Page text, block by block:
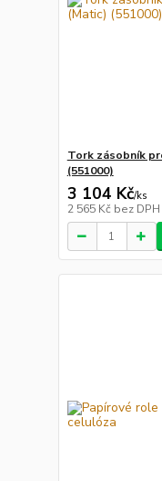
Tork zásobník
(551000)
3 104 Kč/ks
2 565 Kč bez DPH